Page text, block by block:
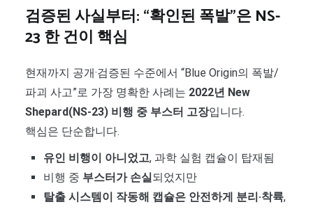
검증된 사실부터: “확인된 폭발”은 NS-
23 한 건이 핵심
현재까지 공개·검증된 수준에서 “Blue Origin의 폭발/
파괴 사고”로 가장 명확한 사례는 2022년 New
Shepard(NS-23) 비행 중 부스터 고장입니다.
핵심은 단순합니다.
유인 비행이 아니었고, 과학 실험 캡슐이 탑재됨
비행 중 부스터가 손실되었지만
탈출 시스템이 작동해 캡슐은 안전하게 분리·착륙,